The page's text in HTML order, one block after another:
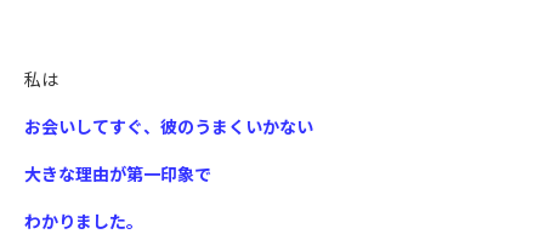
私は
お会いしてすぐ、彼のうまくいかない
大きな理由が第一印象で
わかりました。